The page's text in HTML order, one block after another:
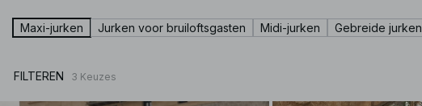
Jurken
Truien
Zwemkleding
Sieraden
Riemen
Hakken
Boots
Maxi-jurken Jurken voor bruiloftsgasten Midi-jurken Gebreide jurken
FILTEREN 3 Keuzes